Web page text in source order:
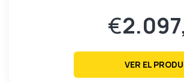
€
VER EL